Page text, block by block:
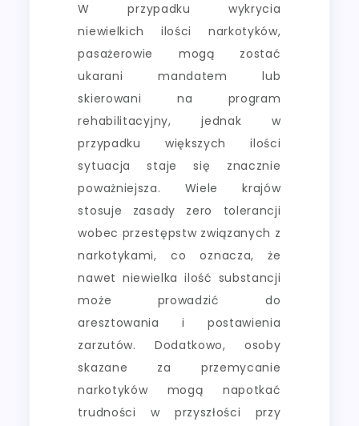
W przypadku wykrycia
niewielkich ilości narkotyków,
pasażerowie mogą zostać
ukarani mandatem lub
skierowani na program
rehabilitacyjny, jednak w
przypadku większych ilości
sytuacja staje się znacznie
poważniejsza. Wiele krajów
stosuje zasady zero tolerancji
wobec przestępstw związanych z
narkotykami, co oznacza, że
nawet niewielka ilość substancji
może prowadzić do
aresztowania i postawienia
zarzutów. Dodatkowo, osoby
skazane za przemycanie
narkotyków mogą napotkać
trudności w przyszłości przy